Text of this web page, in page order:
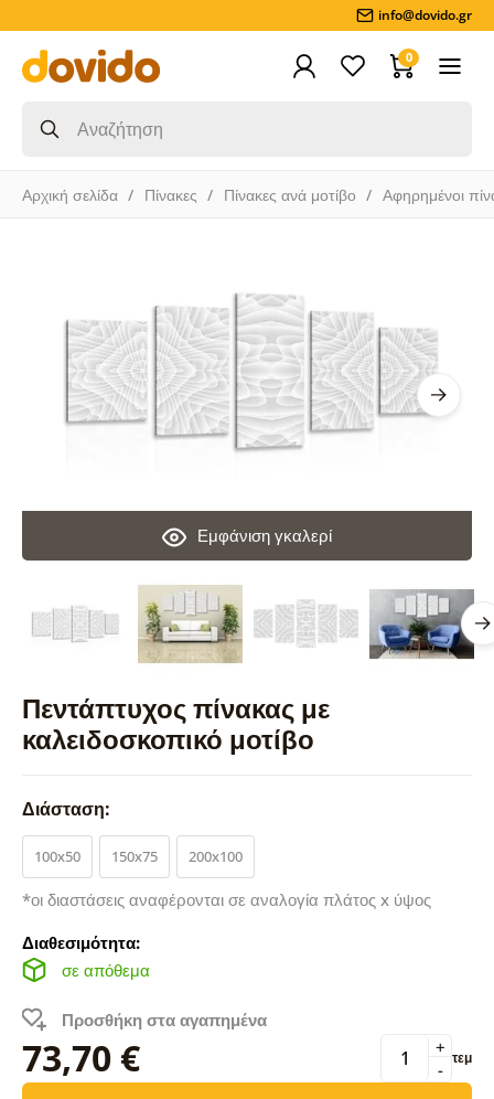
info@dovido.gr
0
Αρχική σελίδα Πίνακες Πίνακες ανά μοτίβο Αφηρημένοι
Πεντάπτυχος πίνακας με
καλειδοσκοπικό μοτίβο
Εμφάνιση γκαλερί
Διάσταση:
100x50 150x75 200x100
*οι διαστάσεις αναφέρονται σε αναλογία πλάτος x ύψος
Διαθεσιμότητα:
σε απόθεμα
Προσθήκη στα αγαπημένα
73,70 € -
+ τεμ